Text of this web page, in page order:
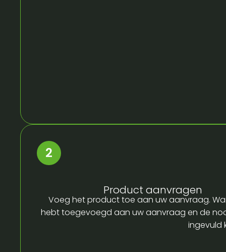
Product aanvragen
Voeg het product toe aan uw aanvraag.
hebt toegevoegd aan uw aanvraag en de
ingevuld